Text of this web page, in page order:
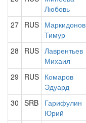
Любовь
27 RUS Маркидонов
Тимур
28 RUS Лаврентьев
Михаил
29 RUS Комаров
Эдуард
30 SRB
Гарифулин
Юрий